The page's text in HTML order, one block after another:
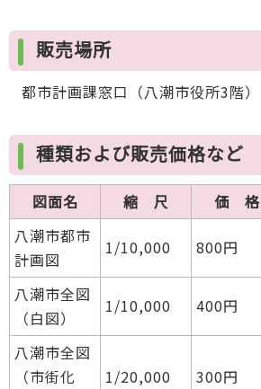
販売場所
都市計画課窓口（八潮市役所3階）
種類および販売価格など
図面名 縮 尺 価 格
八潮市都市
計画図
1/10,000 800円
八潮市全図
（白図）
1/10,000 400円
八潮市全図
（市街化
1/20,000 300円